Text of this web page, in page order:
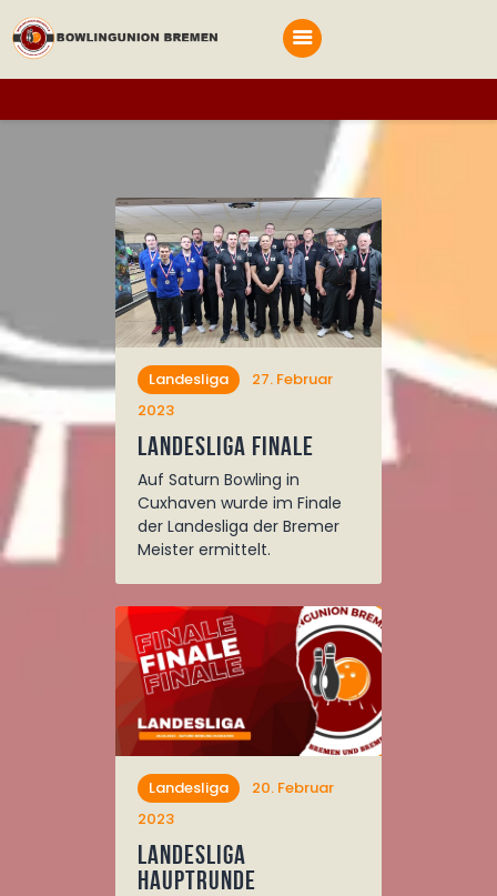
Anmelden
Landesliga
27. Februar
2023
Landesliga Finale
Auf Saturn Bowling in
Cuxhaven wurde im Finale
der Landesliga der Bremer
Meister ermittelt.
Landesliga
20. Februar
2023
Landesliga
Hauptrunde